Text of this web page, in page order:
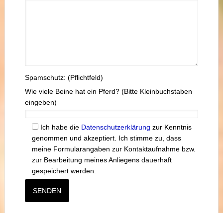
Spamschutz: (Pflichtfeld)
Wie viele Beine hat ein Pferd? (Bitte Kleinbuchstaben
eingeben)
Ich habe die Datenschutzerklärung zur Kenntnis
genommen und akzeptiert. Ich stimme zu, dass
meine Formularangaben zur Kontaktaufnahme bzw.
zur Bearbeitung meines Anliegens dauerhaft
gespeichert werden.